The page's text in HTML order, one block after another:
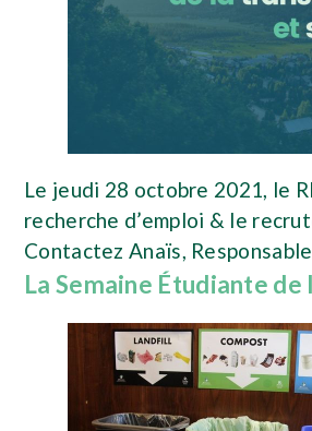
Le jeudi 28 octobre 2021, le
recherche d’emploi & le
Contactez Anaïs,
La Semaine Étudiante